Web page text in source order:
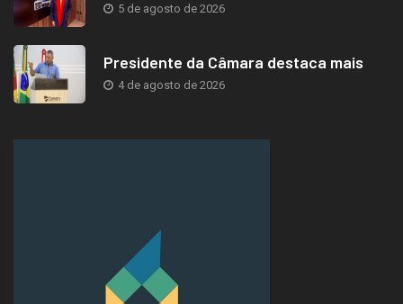
5 de agosto de 2026
Presidente da Câmara destaca mais
4 de agosto de 2026